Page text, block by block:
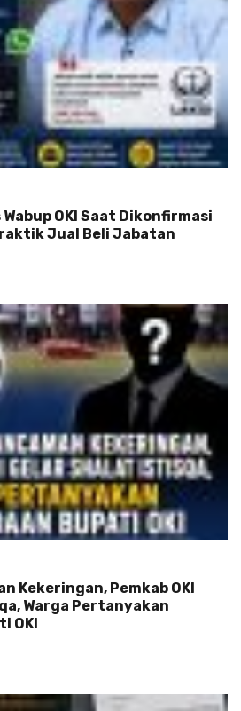
OKI Saat Dikonfirmasi
Jual Beli Jabatan
Kekeringan, Pemkab OKI
Warga Pertanyakan
OKI